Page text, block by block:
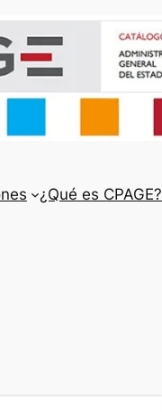
¿Qué es CPAGE?